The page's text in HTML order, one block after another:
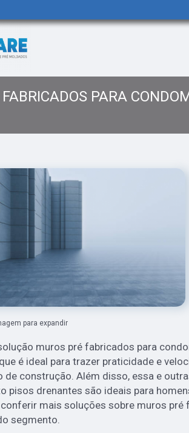
PARA
para expandir
muros pré fabricados para
é ideal para trazer praticidade e
de construção. Além disso, essa e
pisos drenantes são ideais para
mais soluções sobre muros pré
segmento.